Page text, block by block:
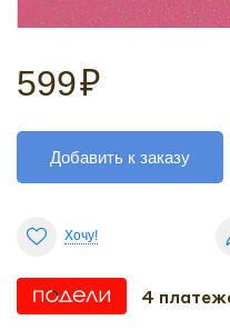
599₽
Добавить к заказу
Хочу!
4